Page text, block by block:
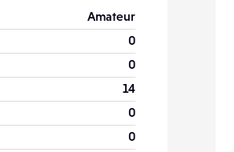
Amateur
0
0
14
0
0